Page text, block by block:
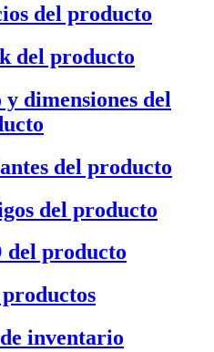
del producto
del producto
y dimensiones del
del producto
del producto
del producto
inventario